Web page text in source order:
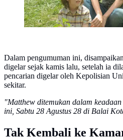
Dalam pengumuman ini,
digelar sejak kamis lalu, setelah ia
pencarian digelar oleh Kepolisian
sekitar.
"Matthew ditemukan dalam
ini, Sabtu 28 Agustus 28 di Balai
Tak Kembali ke